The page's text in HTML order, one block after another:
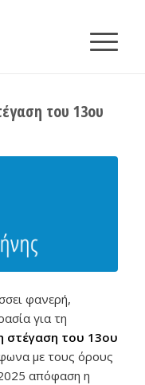
του 13ου
φανερή,
για τη
στέγαση του 13ου
με τους όρους
απόφαση η